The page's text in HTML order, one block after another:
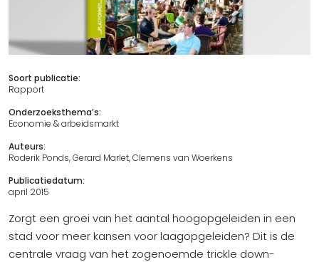
Soort publicatie:
Rapport
Onderzoeksthema’s:
Economie & arbeidsmarkt
Auteurs:
Roderik Ponds, Gerard Marlet, Clemens van Woerkens
Publicatiedatum:
april 2015
Zorgt een groei van het aantal hoogopgeleiden in een
stad voor meer kansen voor laagopgeleiden? Dit is de
centrale vraag van het zogenoemde trickle down-